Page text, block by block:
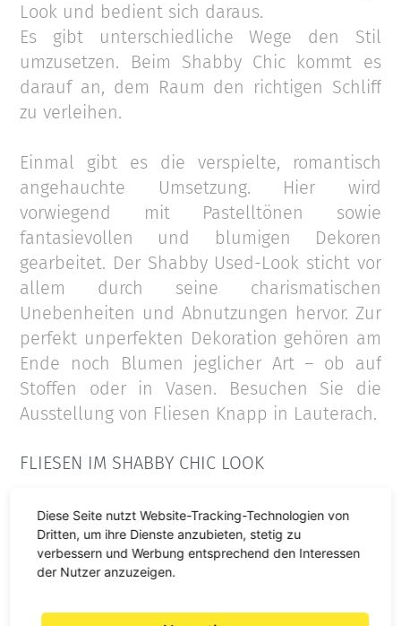
Look und bedient sich daraus.
Es gibt unterschiedliche Wege den Stil
umzusetzen. Beim Shabby Chic kommt es
darauf an, dem Raum den richtigen Schliff
zu verleihen.
Einmal gibt es die verspielte, romantisch
angehauchte Umsetzung. Hier wird
vorwiegend mit Pastelltönen sowie
fantasievollen und blumigen Dekoren
gearbeitet. Der Shabby Used-Look sticht vor
allem durch seine charismatischen
Unebenheiten und Abnutzungen hervor. Zur
perfekt unperfekten Dekoration gehören am
Ende noch Blumen jeglicher Art – ob auf
Stoffen oder in Vasen. Besuchen Sie die
Ausstellung von Fliesen Knapp in Lauterach.
FLIESEN IM SHABBY CHIC LOOK
Fliesen im Shabby Chic Look sind ein
besonderer Blickfang. Die zwanglose
Gestaltung ist sehr beliebt.
Dekorfliesen, mit dezenter Farbgestaltung,
Diese Seite nutzt Website-Tracking-Technologien von
Dritten, um ihre Dienste anzubieten, stetig zu
verbessern und Werbung entsprechend den Interessen
der Nutzer anzuzeigen.